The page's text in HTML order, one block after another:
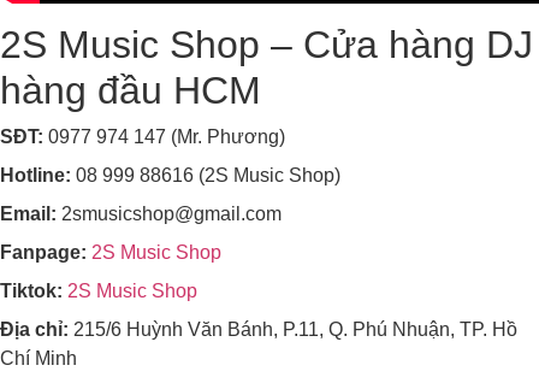
2S Music Shop – Cửa hàng DJ
hàng đầu HCM
SĐT: 0977 974 147 (Mr. Phương)
Hotline: 08 999 88616 (2S Music Shop)
Email: 2smusicshop@gmail.com
Fanpage: 2S Music Shop
Tiktok: 2S Music Shop
Địa chỉ: 215/6 Huỳnh Văn Bánh, P.11, Q. Phú Nhuận, TP. Hồ
Chí Minh